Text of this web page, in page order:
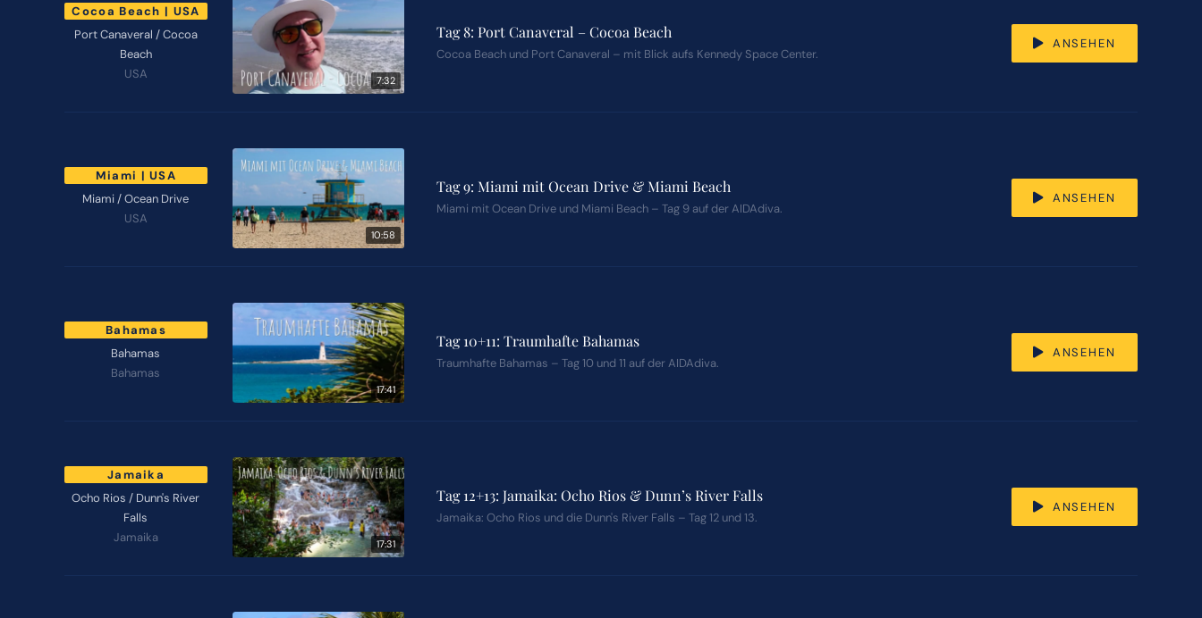
Cocoa Beach | USA
Port Canaveral / Cocoa
Beach
USA
7:32
Tag 8: Port Canaveral – Cocoa Beach
Cocoa Beach und Port Canaveral – mit Blick aufs Kennedy Space Center.
ANSEHEN
Miami | USA
Miami / Ocean Drive
USA
10:58
Tag 9: Miami mit Ocean Drive & Miami Beach
Miami mit Ocean Drive und Miami Beach – Tag 9 auf der AIDAdiva.
ANSEHEN
Bahamas
Bahamas
Bahamas
17:41
Tag 10+11: Traumhafte Bahamas
Traumhafte Bahamas – Tag 10 und 11 auf der AIDAdiva.
ANSEHEN
Jamaika
Ocho Rios / Dunn's River
Falls
Jamaika
17:31
Tag 12+13: Jamaika: Ocho Rios & Dunn’s River Falls
Jamaika: Ocho Rios und die Dunn's River Falls – Tag 12 und 13.
ANSEHEN